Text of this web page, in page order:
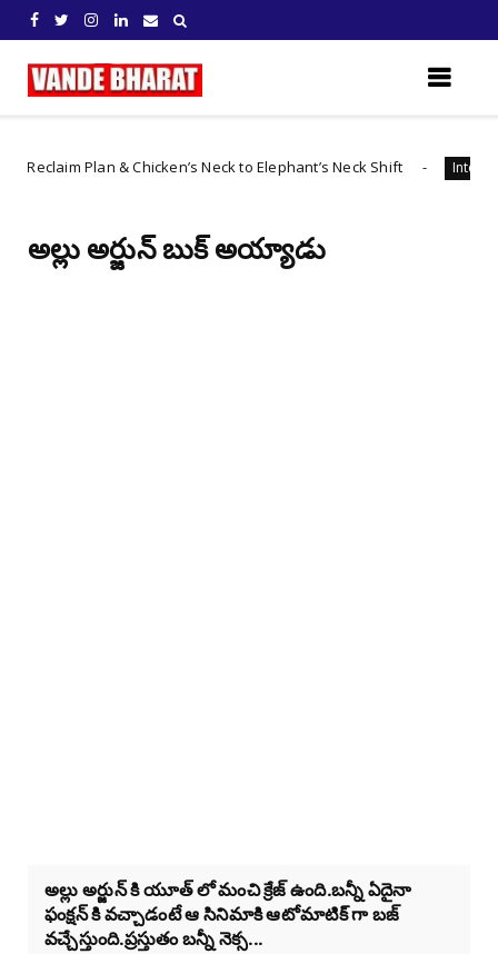
& Chicken’s Neck to Elephant’s Neck Shift International
అల్లు అర్జున్ బుక్ అయ్యాడు
అల్లు అర్జున్ కి యూత్ లో మంచి క్రేజ్ ఉంది.బన్నీ ఏదైనా
ఫంక్షన్ కి వచ్చాడంటే ఆ సినిమాకి ఆటోమాటిక్ గా బజ్
వచ్చేస్తుంది.ప్రస్తుతం బన్నీ నెక్స...